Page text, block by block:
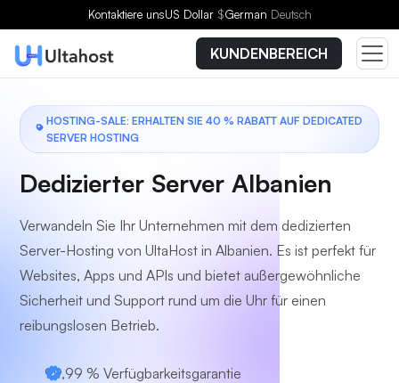
Kontaktiere unsUS Dollar $German Deutsch
KUNDENBEREICH
HOSTING-SALE: ERHALTEN SIE 40 % RABATT AUF DEDICATED
SERVER HOSTING
Dedizierter Server Albanien
Verwandeln Sie Ihr Unternehmen mit dem dedizierten
Server-Hosting von UltaHost in Albanien. Es ist perfekt für
Websites, Apps und APIs und bietet außergewöhnliche
Sicherheit und Support rund um die Uhr für einen
reibungslosen Betrieb.
99,99 % Verfügbarkeitsgarantie